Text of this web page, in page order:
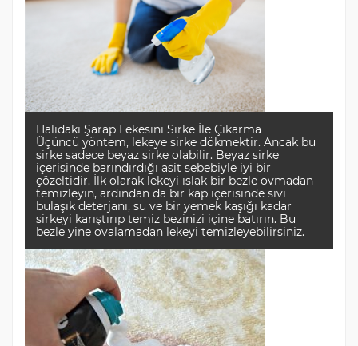
Halıdaki Şarap Lekesini Sirke İle Çıkarma
Üçüncü yöntem, lekeye sirke dökmektir. Ancak bu
sirke sadece beyaz sirke olabilir. Beyaz sirke
içerisinde barındırdığı asit sebebiyle iyi bir
çözeltidir. İlk olarak lekeyi ıslak bir bezle ovmadan
temizleyin, ardından da bir kap içerisinde sıvı
bulaşık deterjanı, su ve bir yemek kaşığı kadar
sirkeyi karıştırıp temiz bezinizi içine batırın. Bu
bezle yine ovalamadan lekeyi temizleyebilirsiniz.